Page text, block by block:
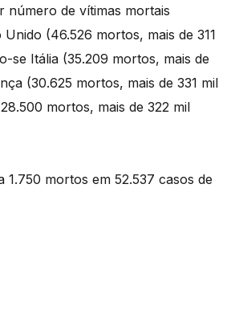
número de vítimas mortais
(46.526 mortos, mais de 311
se Itália (35.209 mortos, mais de
(30.625 mortos, mais de 331 mil
mortos, mais de 322 mil
1.750 mortos em 52.537 casos de